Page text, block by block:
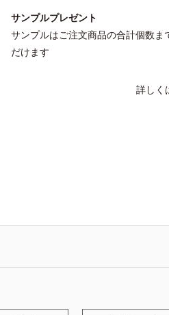
サンプルプレゼント
サンプルはご注文商品の合計個数ま
だけます
詳しく